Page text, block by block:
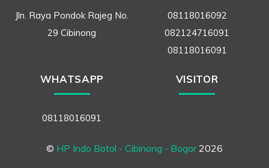
Jln. Raya Pondok Rajeg No.
29 Cibinong
08118016092
082124716091
08118016091
WHATSAPP
08118016091
VISITOR
© HP Indo Botol - Cibinong - Bogor2026